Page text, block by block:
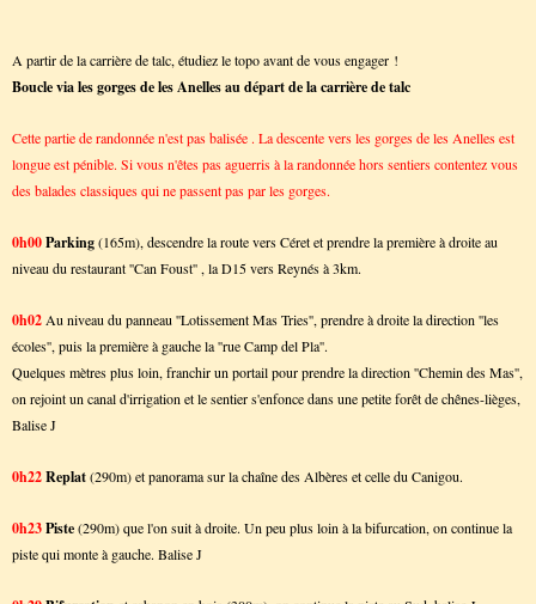
A partir de la carrière de talc, étudiez le topo avant de vous engager !
Boucle via les gorges de les Anelles au départ de la carrière de talc
Cette partie de randonnée n'est pas balisée . La descente vers les gorges de les Anelles est
longue est pénible. Si vous n'êtes pas aguerris à la randonnée hors sentiers contentez vous
des balades classiques qui ne passent pas par les gorges.
0h00Parking(165m), descendre la route vers Céret et prendre la première à droite au
niveau du restaurant ''Can Foust'' , la D15 vers Reynés à 3km.
0h02 Au niveau du panneau ''Lotissement Mas Tries'', prendre à droite la direction ''les
écoles'', puis la première à gauche la ''rue Camp del Pla''.
Quelques mètres plus loin, franchir un portail pour prendre la direction ''Chemin des Mas'',
on rejoint un canal d'irrigation et le sentier s'enfonce dans une petite forêt de chênes-lièges,
Balise J
0h22Replat(290m) et panorama sur la chaîne des Albères et celle du Canigou.
0h23Piste(290m) que l'on suit à droite. Un peu plus loin à la bifurcation, on continue la
piste qui monte à gauche. Balise J